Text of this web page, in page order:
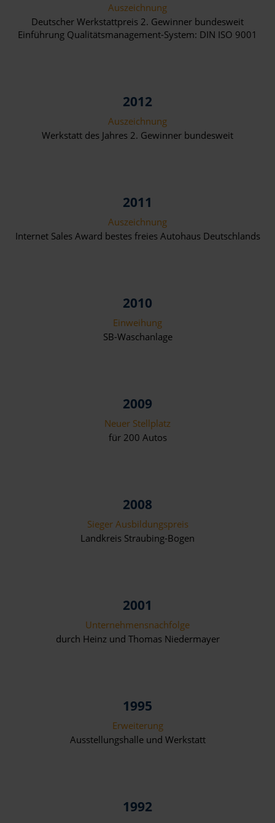
Auszeichnung
Deutscher Werkstattpreis 2. Gewinner bundesweit
Einführung Qualitätsmanagement-System: DIN ISO 9001
2012
Auszeichnung
Werkstatt des Jahres 2. Gewinner bundesweit
2011
Auszeichnung
Internet Sales Award bestes freies Autohaus Deutschlands
2010
Einweihung
SB-Waschanlage
2009
Neuer Stellplatz
für 200 Autos
2008
Sieger Ausbildungspreis
Landkreis Straubing-Bogen
2001
Unternehmensnachfolge
durch Heinz und Thomas Niedermayer
1995
Erweiterung
Ausstellungshalle und Werkstatt
1992